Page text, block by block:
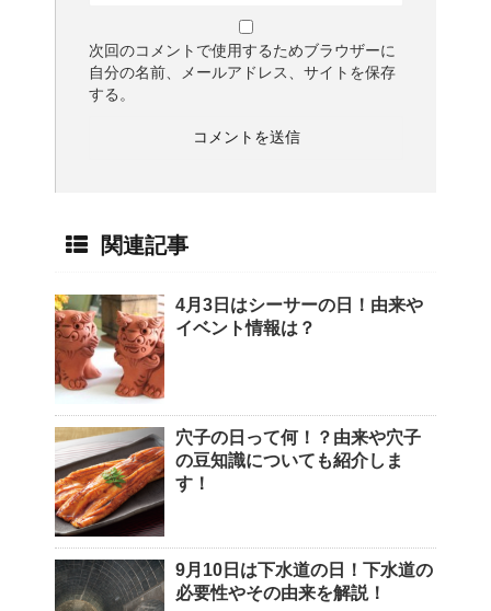
次回のコメントで使用するためブラウザーに
自分の名前、メールアドレス、サイトを保存
する。
関連記事
4月3日はシーサーの日！由来や
イベント情報は？
穴子の日って何！？由来や穴子
の豆知識についても紹介しま
す！
9月10日は下水道の日！下水道の
必要性やその由来を解説！